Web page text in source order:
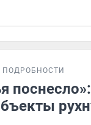
ПОДРОБНОСТИ